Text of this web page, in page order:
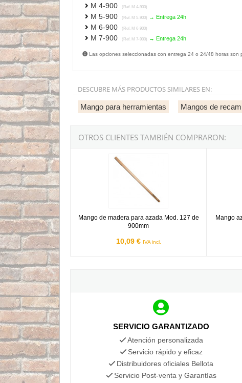
M 4-900 (Ref. M 4-900)
M 5-900 (Ref. M 5-900) → Entrega 24h
M 6-900 (Ref. M 6-900)
M 7-900 (Ref. M 7-900) → Entrega 24h
Las opciones seleccionadas con entrega 24 o 24/48 horas son
DESCUBRE MÁS PRODUCTOS SIMILARES EN:
Mango para herramientas Mangos de
OTROS CLIENTES TAMBIÉN COMPRARON:
Mango de madera para azada Mod. 127 de
900mm
10,09 € IVA incl.
Mango
SERVICIO GARANTIZADO
Atención personalizada
Servicio rápido y eficaz
Distribuidores oficiales Bellota
Servicio Post-venta y Garantías